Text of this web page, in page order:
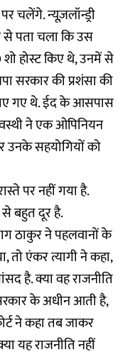
चलेंगे. न्यूज़लॉन्ड्री
से पता चला कि उस
शोहोस्ट किए थे, उनमें से
सरकार की प्रशंसा की
गए थे. ईद के आसपास
ने एक ओपिनियन
उनके सहयोगियों को
पर नहीं गया है.
बहुत दूर है.
ठाकुर ने पहलवानों के
तो एंकर त्यागी ने कहा,
है. क्या वह राजनीति
के अधीन आती है,
ने कहा तब जाकर
यह राजनीति नहीं